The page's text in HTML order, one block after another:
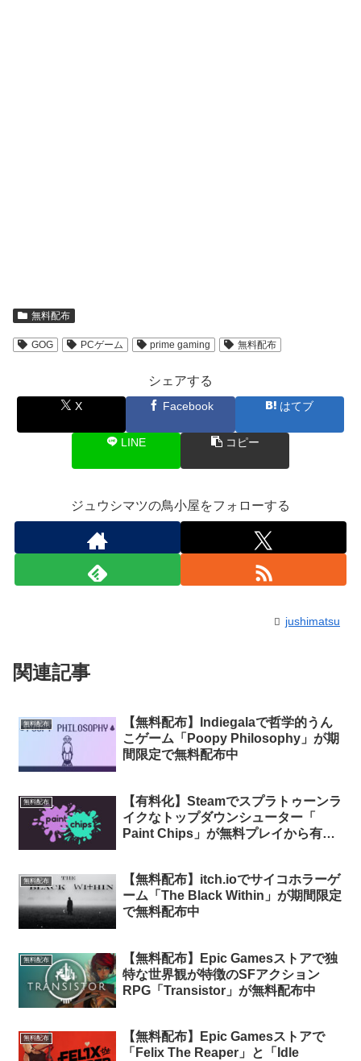
無料配布
GOG PCゲーム prime gaming 無料配布
シェアする
X Facebook はてブ
LINE コピー
ジュウシマツの鳥小屋をフォローする
jushimatsu
関連記事
無料配布
【無料配布】Indiegalaで哲学的うん
こゲーム「Poopy Philosophy」が期
間限定で無料配布中
無料配布
【有料化】Steamでスプラトゥーンラ
イクなトップダウンシューター「
Paint Chips」が無料プレイから有料
無料配布
【無料配布】itch.ioでサイコホラーゲ
ーム「The Black Within」が期間限定
で無料配布中
無料配布
【無料配布】Epic Gamesストアで独
特な世界観が特徴のSFアクション
RPG「Transistor」が無料配布中
無料配布
【無料配布】Epic Gamesストアで
「Felix The Reaper」と「Idle